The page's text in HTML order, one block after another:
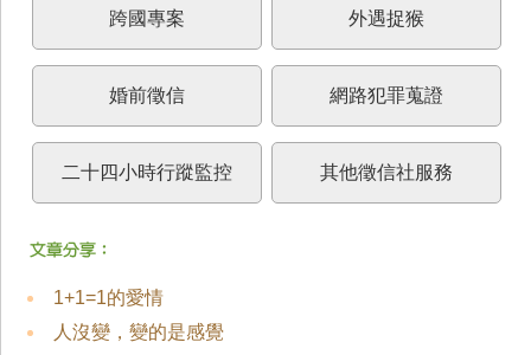
跨國專案 外遇捉猴
婚前徵信 網路犯罪蒐證
二十四小時行蹤監控 其他徵信社服務
1+1=1的愛情
人沒變，變的是感覺